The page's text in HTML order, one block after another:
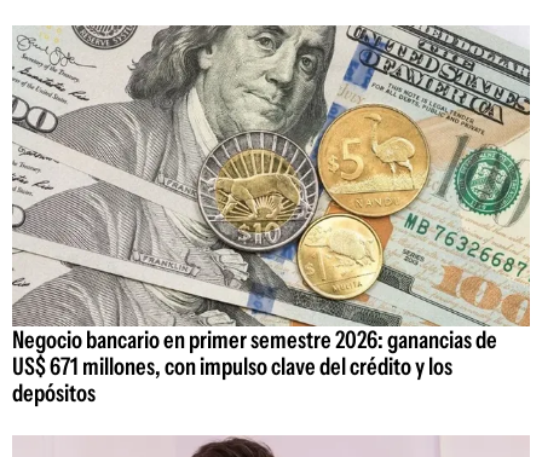
Negocio bancario en primer semestre 2026: ganancias de
US$ 671 millones, con impulso clave del crédito y los
depósitos